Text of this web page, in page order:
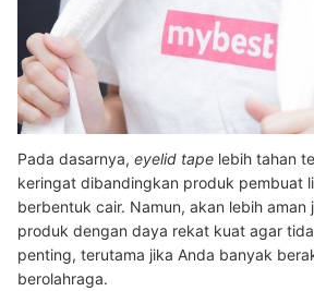
Pada dasarnya, eyelid tape lebih tahan
keringat dibandingkan produk pembuat
berbentuk cair. Namun, akan lebih aman
produk dengan daya rekat kuat agar
penting, terutama jika Anda banyak
berolahraga.